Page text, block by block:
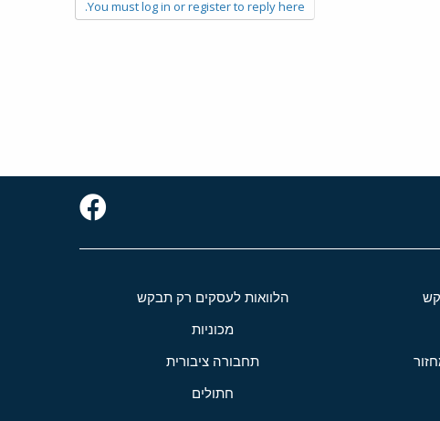
You must log in or register to reply here.
הלוואות לעסקים רק תבקש
מכוניות
תחבורה ציבורית
חתולים